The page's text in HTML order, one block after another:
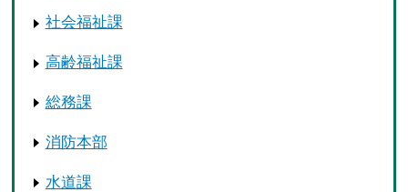
社会福祉課
高齢福祉課
総務課
消防本部
水道課